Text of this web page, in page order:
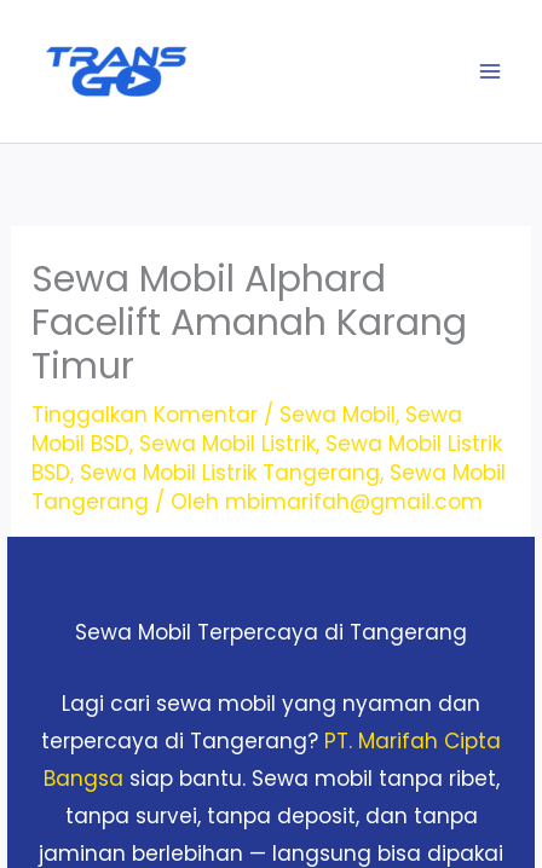
Sewa Mobil Alphard
Facelift Amanah Karang
Timur
Tinggalkan Komentar / Sewa Mobil, Sewa
Mobil BSD, Sewa Mobil Listrik, Sewa Mobil Listrik
BSD, Sewa Mobil Listrik Tangerang, Sewa Mobil
Tangerang / Oleh mbimarifah@gmail.com
Sewa Mobil Terpercaya di Tangerang
Lagi cari sewa mobil yang nyaman dan
terpercaya di Tangerang? PT. Marifah Cipta
Bangsa siap bantu. Sewa mobil tanpa ribet,
tanpa survei, tanpa deposit, dan tanpa
jaminan berlebihan — langsung bisa dipakai